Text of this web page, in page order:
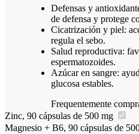
Defensas y
de defensa y protege
Cicatrización y piel:
regula el sebo.
Salud reproductiva:
espermatozoides.
Azúcar en sangre:
glucosa estables.
Frequentemente
Zinc, 90 cápsulas de 500 mg
Magnesio + B6, 90 cápsulas de